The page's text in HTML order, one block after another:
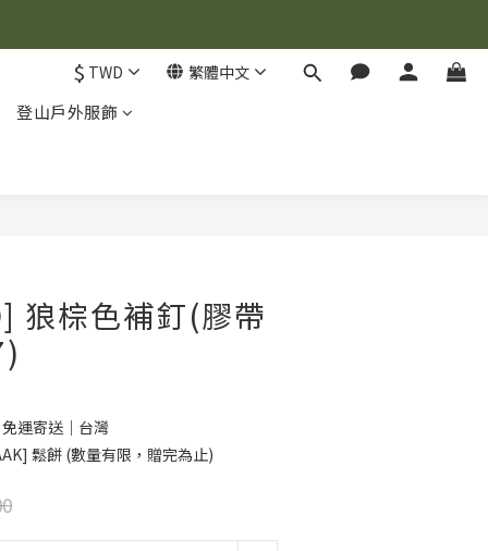
$ TWD 繁體中文
登山戶外服飾
狼棕色補釘(膠帶
運寄送｜台灣
鬆餅 (數量有限，贈完為止)